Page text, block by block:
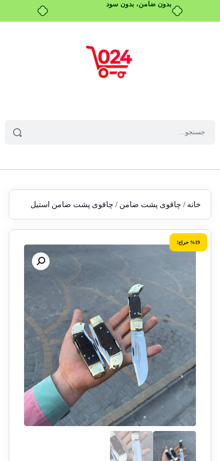
خانه / چاقوی پشت ضامن / چاقوی پشت ضامن استیل
%19 حراج!